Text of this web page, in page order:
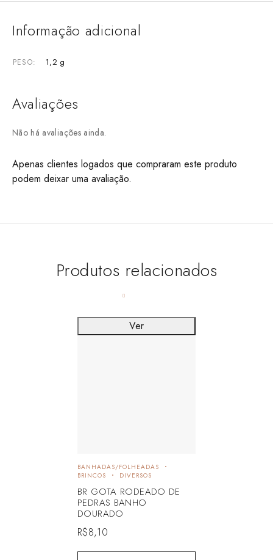
Informação adicional
PESO 1,2 g
Avaliações
Não há avaliações ainda.
Apenas clientes logados que compraram este produto
podem deixar uma avaliação.
Produtos relacionados
BANHADAS/FOLHEADAS
BRINCOS
DIVERSOS
BR GOTA RODEADO DE
PEDRAS BANHO
DOURADO
R$8,10
Ver